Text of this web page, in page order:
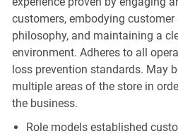
customers, embodying
philosophy, and maintaining a
environment. Adheres to all
loss prevention standards. May
multiple areas of the store in
the business.
Role models established